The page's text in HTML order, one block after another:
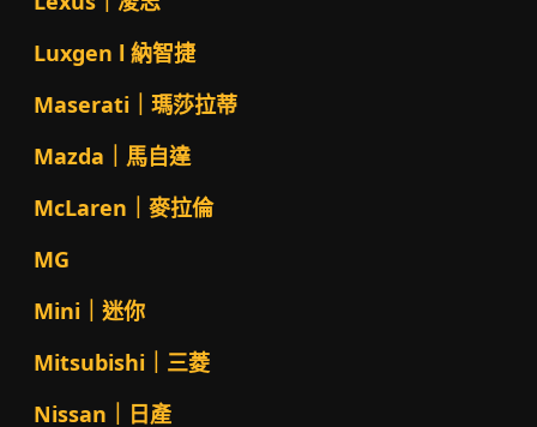
Luxgen l 納智捷
Maserati｜瑪莎拉蒂
Mazda｜馬自達
McLaren｜麥拉倫
MG
Mini｜迷你
Mitsubishi｜三菱
Nissan｜日產